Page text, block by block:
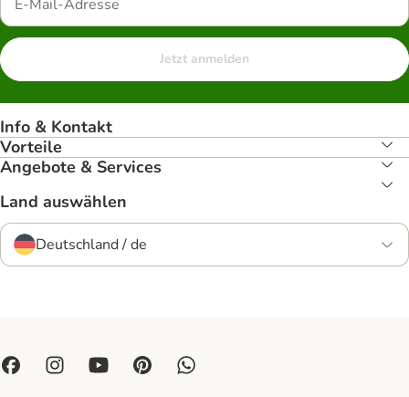
Jetzt anmelden
Info & Kontakt
Vorteile
Angebote & Services
Land auswählen
Deutschland / de